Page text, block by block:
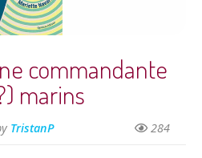
commandante
marins
TristanP 284